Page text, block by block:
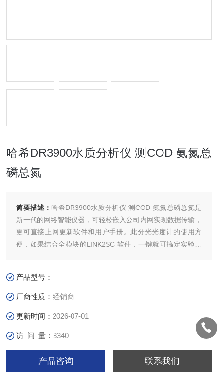
哈希DR3900水质分析仪 测COD 氨氮总
磷总氮
简要描述： 哈希DR3900水质分析仪 测COD 氨氮总磷总氮是
新一代的网络智能仪器，可轻松嵌入公司内网实现数据传输，
更可直接上网更新软件和用户手册。此分光光度计的使用方
便，如果结合全模块的LINK2SC 软件，一键就可搞定实验室
产品型号：
厂商性质：经销商
更新时间： 2026-07-01
访 问 量：3340
产品咨询 联系我们